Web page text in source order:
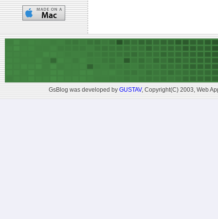
GsBlog was developed byGUSTAV, Copyright(C) 2003, Web